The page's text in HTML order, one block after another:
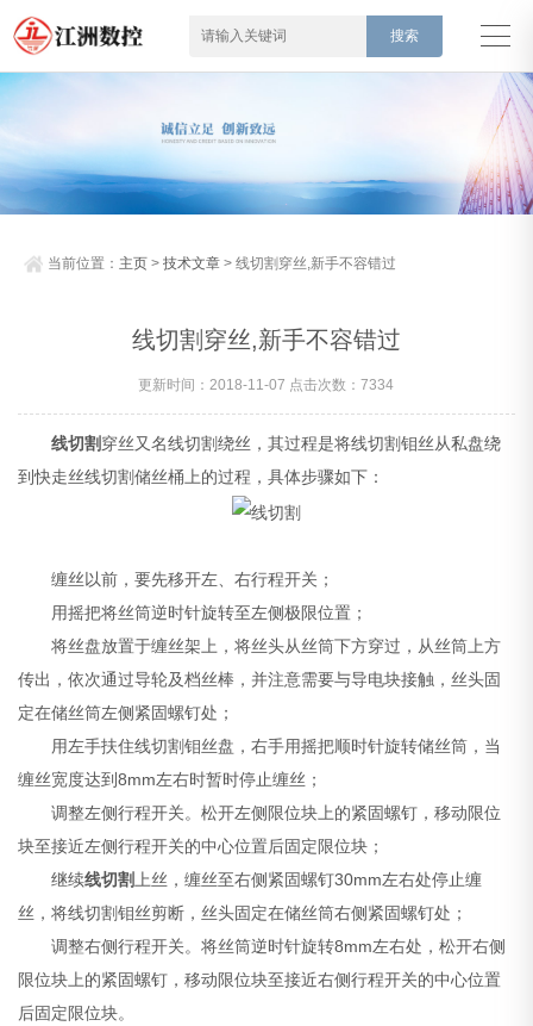
当前位置： 主页 >技术文章 > 线切割穿丝,新手不容错过
线切割穿丝,新手不容错过
更新时间：2018-11-07 点击次数：7334
线切割穿丝又名线切割绕丝，其过程是将线切割钼丝从私盘绕
到快走丝线切割储丝桶上的过程，具体步骤如下：
缠丝以前，要先移开左、右行程开关；
用摇把将丝筒逆时针旋转至左侧极限位置；
将丝盘放置于缠丝架上，将丝头从丝筒下方穿过，从丝筒上方
传出，依次通过导轮及档丝棒，并注意需要与导电块接触，丝头固
定在储丝筒左侧紧固螺钉处；
用左手扶住线切割钼丝盘，右手用摇把顺时针旋转储丝筒，当
缠丝宽度达到8mm左右时暂时停止缠丝；
调整左侧行程开关。松开左侧限位块上的紧固螺钉，移动限位
块至接近左侧行程开关的中心位置后固定限位块；
继续线切割 上丝，缠丝至右侧紧固螺钉30mm左右处停止缠
丝，将线切割钼丝剪断，丝头固定在储丝筒右侧紧固螺钉处；
调整右侧行程开关。将丝筒逆时针旋转8mm左右处，松开右侧
限位块上的紧固螺钉，移动限位块至接近右侧行程开关的中心位置
后固定限位块。